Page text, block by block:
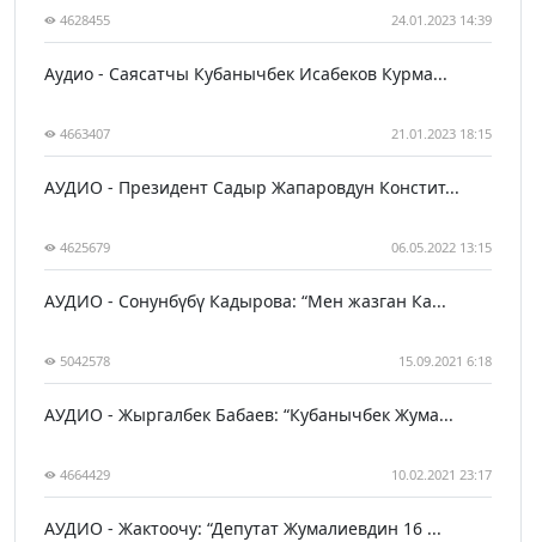
4628455 24.01.2023 14:39
Аудио - Саясатчы Кубанычбек Исабеков Курма...
4663407 21.01.2023 18:15
АУДИО - Президент Садыр Жапаровдун Констит...
4625679 06.05.2022 13:15
АУДИО - Сонунбүбү Кадырова: “Мен жазган Ка...
5042578 15.09.2021 6:18
АУДИО - Жыргалбек Бабаев: “Кубанычбек Жума...
4664429 10.02.2021 23:17
АУДИО - Жактоочу: “Депутат Жумалиевдин 16 ...